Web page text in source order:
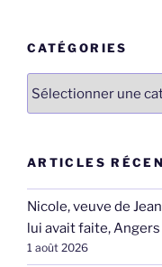
CATÉGORIES
ARTICLES
Nicole, veuve de
lui avait faite,
1 août 2026